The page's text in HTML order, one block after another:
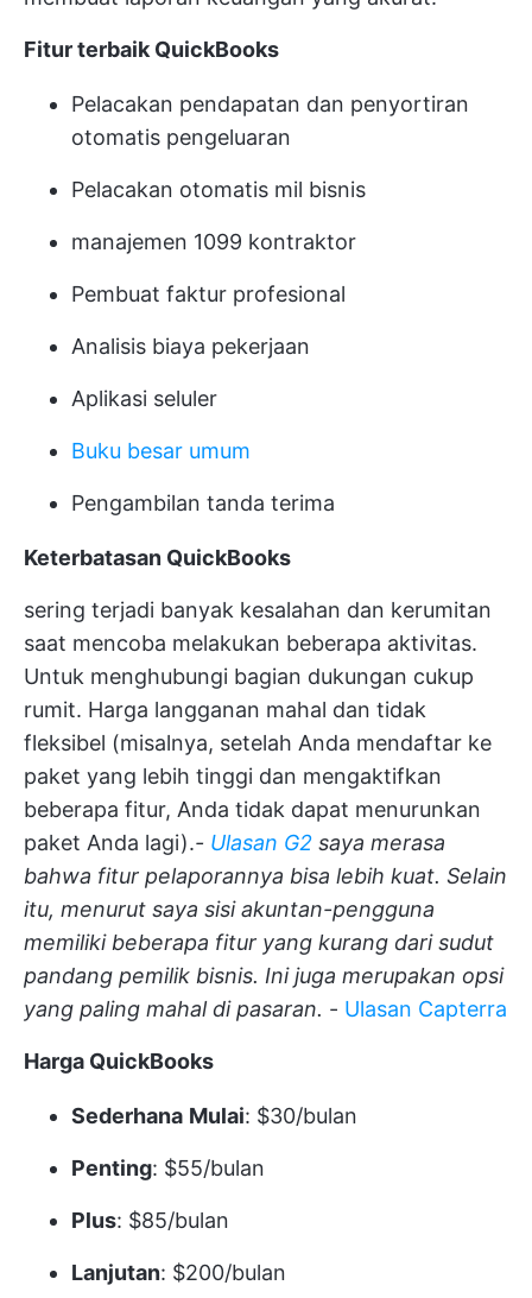
Fitur terbaik QuickBooks
Pelacakan pendapatan dan penyortiran
otomatis pengeluaran
Pelacakan otomatis mil bisnis
manajemen 1099 kontraktor
Pembuat faktur profesional
Analisis biaya pekerjaan
Aplikasi seluler
Buku besar umum
Pengambilan tanda terima
Keterbatasan QuickBooks
sering terjadi banyak kesalahan dan kerumitan
saat mencoba melakukan beberapa aktivitas.
Untuk menghubungi bagian dukungan cukup
rumit. Harga langganan mahal dan tidak
fleksibel (misalnya, setelah Anda mendaftar ke
paket yang lebih tinggi dan mengaktifkan
beberapa fitur, Anda tidak dapat menurunkan
paket Anda lagi).- Ulasan G2 saya merasa
bahwa fitur pelaporannya bisa lebih kuat. Selain
itu, menurut saya sisi akuntan-pengguna
memiliki beberapa fitur yang kurang dari sudut
pandang pemilik bisnis. Ini juga merupakan opsi
yang paling mahal di pasaran. - Ulasan Capterra
Harga QuickBooks
Sederhana Mulai: $30/bulan
Penting: $55/bulan
Plus: $85/bulan
Lanjutan: $200/bulan